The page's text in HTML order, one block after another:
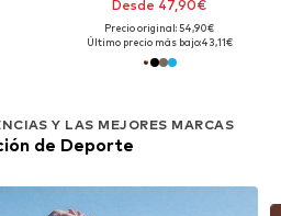
Desde 47,90€
Precio original: 54,90€
Último precio más bajo:43,11€
Y LAS MEJORES MARCAS
de Deporte